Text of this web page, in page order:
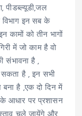
पीडब्ल्यूडी,जल
विभाग इन सब के
कामों को तीन भागों
में जो काम है वो
संभावना है ,
है , इन सभी
है ,एक दो दिन में
आधार पर प्रशासन